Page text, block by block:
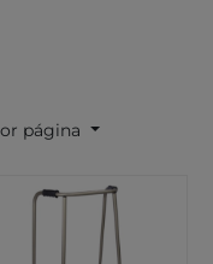
página